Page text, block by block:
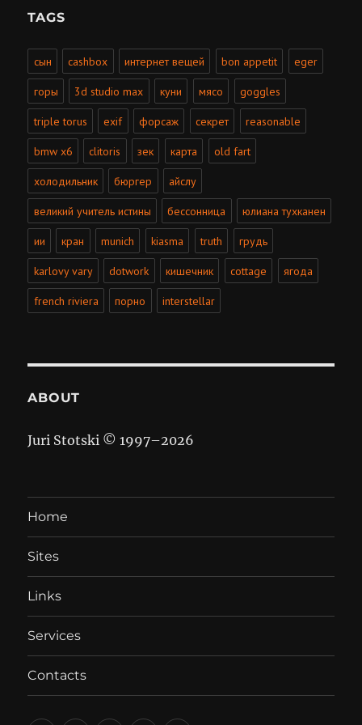
TAGS
сын cashbox интернет вещей bon appetit eger
горы 3d studio max куни мясо goggles
triple torus exif форсаж секрет reasonable
bmw x6 clitoris зек карта old fart
холодильник бюргер айслу
великий учитель истины бессонница юлиана тухканен
ии кран munich kiasma truth грудь
karlovy vary dotwork кишечник cottage ягода
french riviera порно interstellar
ABOUT
Juri Stotski © 1997–2026
Home
Sites
Links
Services
Contacts